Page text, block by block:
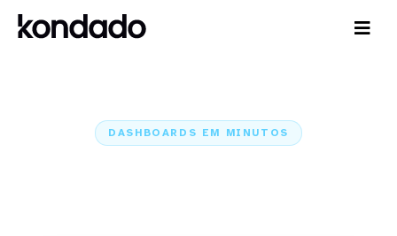
DASHBOARDS EM MINUTOS